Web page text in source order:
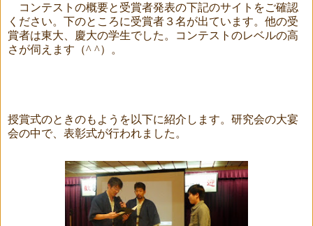
コンテストの概要と受賞者発表の下記のサイトをご確認
ください。下のところに受賞者３名が出ています。他の受
賞者は東大、慶大の学生でした。コンテストのレベルの高
さが伺えます（^ ^）。
授賞式のときのもようを以下に紹介します。研究会の大宴
会の中で、表彰式が行われました。